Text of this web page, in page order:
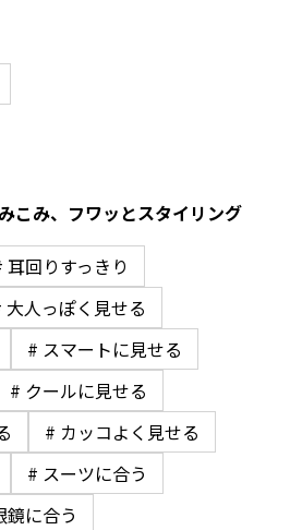
こみ、フワッとスタイリング
耳回りすっきり
大人っぽく見せる
# スマートに見せる
# クールに見せる
# カッコよく見せる
# スーツに合う
鏡に合う